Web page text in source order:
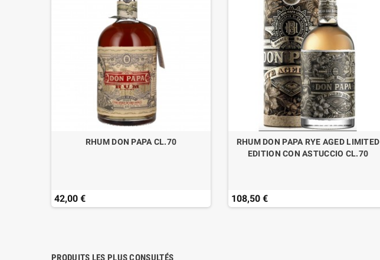
RHUM DON PAPA CL.70
42,00 €
RHUM DON PAPA RYE AGED LIMITED
EDITION CON ASTUCCIO CL.70
108,50 €
PRODUITS LES PLUS CONSULTÉS